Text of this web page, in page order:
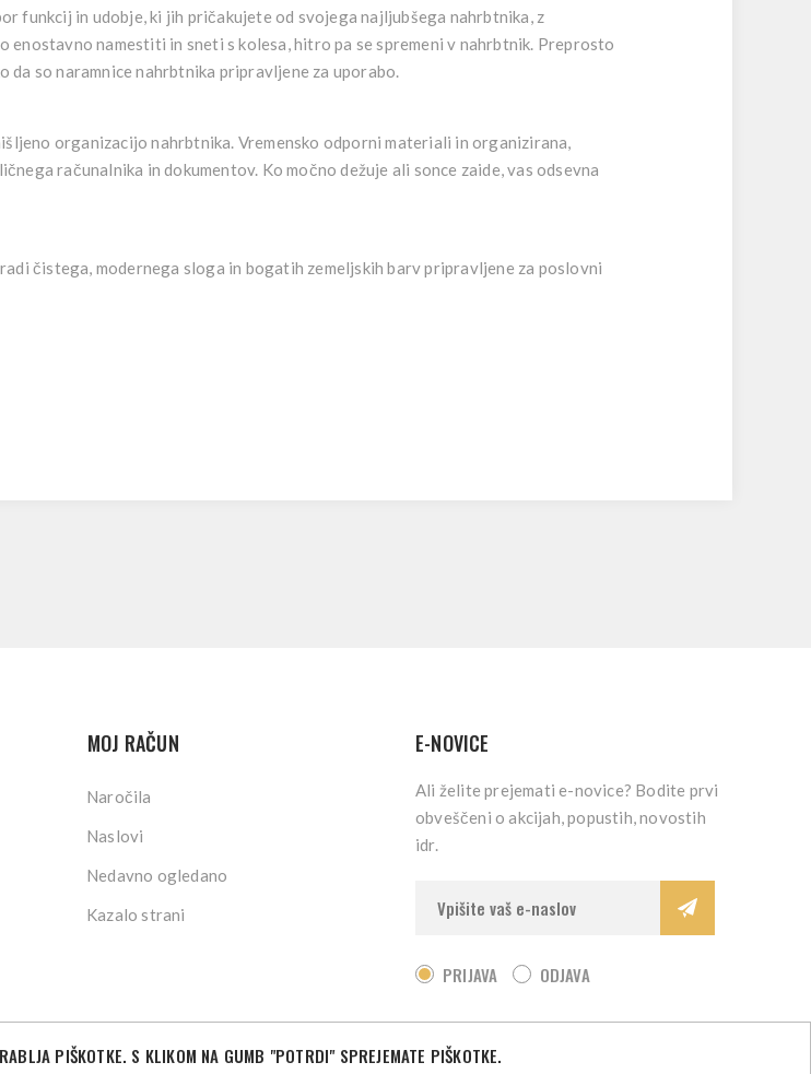
funkcij in udobje, ki jih pričakujete od svojega najljubšega nahrbtnika, z
namestiti in sneti s kolesa, hitro pa se spremeni v nahrbtnik. Preprosto
so naramnice nahrbtnika pripravljene za uporabo.
organizacijo nahrbtnika. Vremensko odporni materiali in organizirana,
računalnika in dokumentov. Ko močno dežuje ali sonce zaide, vas odsevna
čistega, modernega sloga in bogatih zemeljskih barv pripravljene za poslovni
MOJ RAČUN
Naročila
Naslovi
Nedavno ogledano
Kazalo strani
E-NOVICE
Ali želite prejemati e-novice? Bodite prvi
obveščeni o akcijah, popustih, novostih
idr.
PRIJAVA ODJAVA
Store. Vse pravice pridržane.
PIŠKOTKE. S KLIKOM NA GUMB "POTRDI" SPREJEMATE PIŠKOTKE.